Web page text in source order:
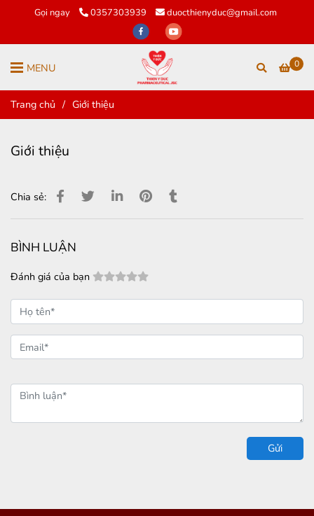
Gọi ngay 0357303939 duocthienyduc@gmail.com
0
MENU
Trang chủ / Giới thiệu
Giới thiệu
Chia sẻ:
BÌNH LUẬN
Đánh giá của bạn
Gửi